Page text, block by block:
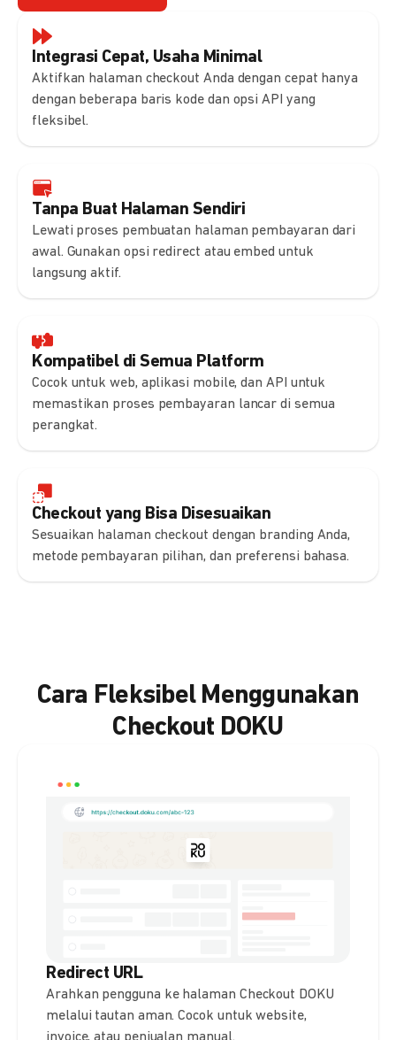
Integrasi Cepat, Usaha Minimal
Aktifkan halaman checkout Anda dengan cepat hanya
dengan beberapa baris kode dan opsi API yang
fleksibel.
Tanpa Buat Halaman Sendiri
Lewati proses pembuatan halaman pembayaran dari
awal. Gunakan opsi redirect atau embed untuk
langsung aktif.
Kompatibel di Semua Platform
Cocok untuk web, aplikasi mobile, dan API untuk
memastikan proses pembayaran lancar di semua
perangkat.
Checkout yang Bisa Disesuaikan
Sesuaikan halaman checkout dengan branding Anda,
metode pembayaran pilihan, dan preferensi bahasa.
Cara Fleksibel Menggunakan
Checkout DOKU
Redirect URL
Arahkan pengguna ke halaman Checkout DOKU
melalui tautan aman. Cocok untuk website,